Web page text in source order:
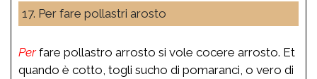
17. Per fare pollastri arosto
Perfare pollastro arrosto si vole cocere arrosto. Et
quando è cotto, togli sucho di pomaranci, o vero di